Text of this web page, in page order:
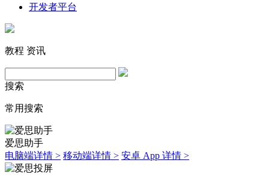
开发者平台
教程 资讯
搜索
常用搜索
爱思助手
电脑端详情 > 移动端详情 > 安卓 App 详情 >